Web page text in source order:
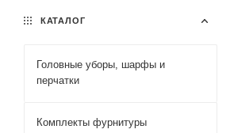
КАТАЛОГ
Головные уборы, шарфы и
перчатки
Комплекты фурнитуры